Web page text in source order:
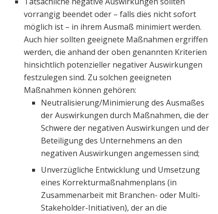
vorrangig beendet oder – falls dies nicht sofort
möglich ist – in ihrem Ausmaß minimiert werden.
Auch hier sollten geeignete Maßnahmen ergriffen
werden, die anhand der oben genannten Kriterien
hinsichtlich potenzieller negativer Auswirkungen
festzulegen sind. Zu solchen geeigneten
Maßnahmen können gehören:
Neutralisierung/Minimierung des Ausmaßes
der Auswirkungen durch Maßnahmen, die der
Schwere der negativen Auswirkungen und der
Beteiligung des Unternehmens an den
negativen Auswirkungen angemessen sind;
Unverzügliche Entwicklung und Umsetzung
eines Korrekturmaßnahmenplans (in
Zusammenarbeit mit Branchen- oder Multi-
Stakeholder-Initiativen), der an die